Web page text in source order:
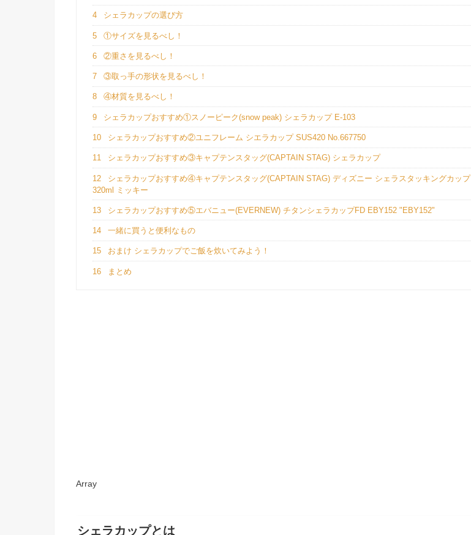
4 シェラカップの選び方
5 ①サイズを見るべし！
6 ②重さを見るべし！
7 ③取っ手の形状を見るべし！
8 ④材質を見るべし！
9 シェラカップおすすめ①スノーピーク(snow peak) シェラカップ E-103
10 シェラカップおすすめ②ユニフレーム シエラカップ SUS420 No.667750
11 シェラカップおすすめ③キャプテンスタッグ(CAPTAIN STAG) シェラカップ
12
シェラカップおすすめ④キャプテンスタッグ(CAPTAIN STAG) ディズニー シェラスタッキングカップ
320ml ミッキー
13 シェラカップおすすめ⑤エバニュー(EVERNEW) チタンシェラカップFD EBY152 "EBY152"
14 一緒に買うと便利なもの
15 おまけ シェラカップでご飯を炊いてみよう！
16 まとめ
Array
シェラカップとは